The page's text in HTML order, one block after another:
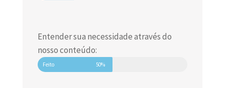
Entender sua necessidade através do
nosso conteúdo:
Feito 50%